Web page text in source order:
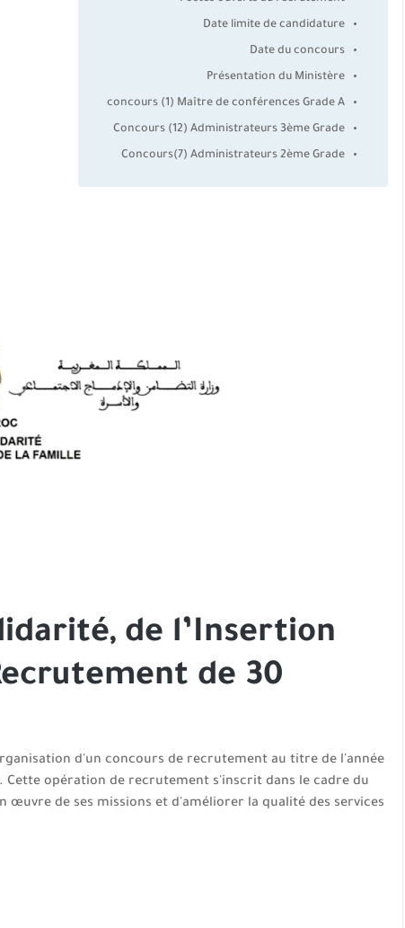
Date limite de candidature
Date du concours
Présentation du Ministère
concours (1) Maître de conférences Grade A
Concours (12) Administrateurs 3ème Grade
Concours(7) Administrateurs 2ème Grade
de l’Insertion
de 30
d'un concours de recrutement au titre de l'année
opération de recrutement s'inscrit dans le cadre du
de ses missions et d'améliorer la qualité des services